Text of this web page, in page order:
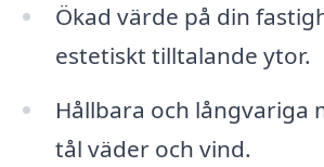
Ökad värde på din
estetiskt tilltalande ytor.
Hållbara och långvariga
tål väder och vind.